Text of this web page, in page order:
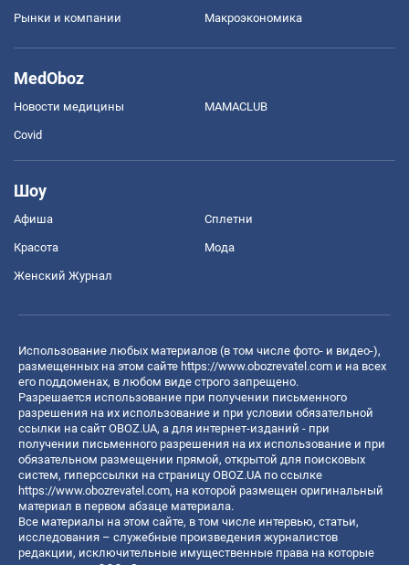
Рынки и компании Mакроэкономика
MedOboz
Новости медицины MAMACLUB
Covid
Шоу
Афиша Сплетни
Красота Мода
Женский Журнал
Использование любых материалов (в том числе фото- и видео-),
размещенных на этом сайте https://www.obozrevatel.com и на всех
его поддоменах, в любом виде строго запрещено.
Разрешается использование при получении письменного
разрешения на их использование и при условии обязательной
ссылки на сайт OBOZ.UA, а для интернет-изданий - при
получении письменного разрешения на их использование и при
обязательном размещении прямой, открытой для поисковых
систем, гиперссылки на страницу OBOZ.UA по ссылке
https://www.obozrevatel.com, на которой размещен оригинальный
материал в первом абзаце материала.
Все материалы на этом сайте, в том числе интервью, статьи,
исследования – служебные произведения журналистов
редакции, исключительные имущественные права на которые